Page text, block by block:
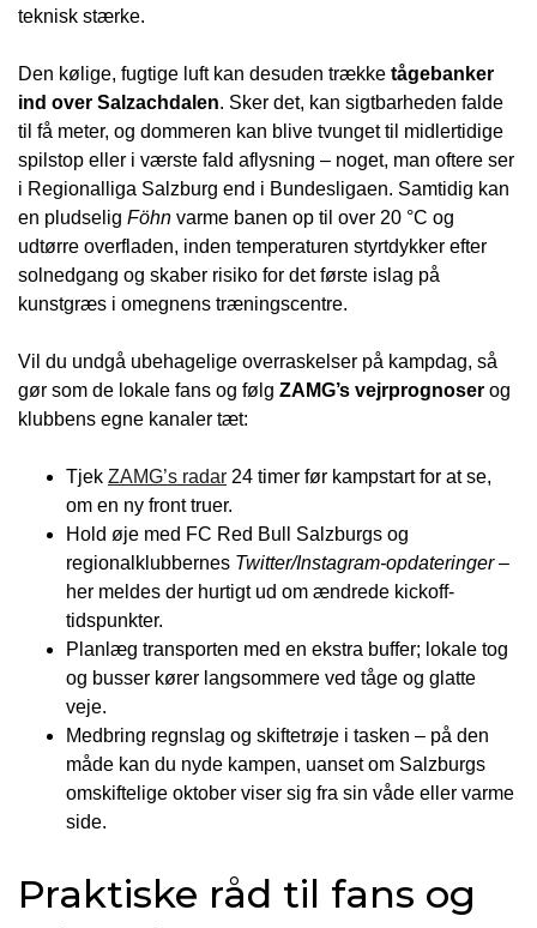
teknisk stærke.
Den kølige, fugtige luft kan desuden trække tågebanker
ind over Salzachdalen. Sker det, kan sigtbarheden falde
til få meter, og dommeren kan blive tvunget til midlertidige
spilstop eller i værste fald aflysning – noget, man oftere ser
i Regionalliga Salzburg end i Bundesligaen. Samtidig kan
en pludselig Föhn varme banen op til over 20 °C og
udtørre overfladen, inden temperaturen styrtdykker efter
solnedgang og skaber risiko for det første islag på
kunstgræs i omegnens træningscentre.
Vil du undgå ubehagelige overraskelser på kampdag, så
gør som de lokale fans og følg ZAMG’s vejrprognoser og
klubbens egne kanaler tæt:
Tjek ZAMG’s radar 24 timer før kampstart for at se,
om en ny front truer.
Hold øje med FC Red Bull Salzburgs og
regionalklubbernes Twitter/Instagram-opdateringer–
her meldes der hurtigt ud om ændrede kickoff-
tidspunkter.
Planlæg transporten med en ekstra buffer; lokale tog
og busser kører langsommere ved tåge og glatte
veje.
Medbring regnslag og skiftetrøje i tasken – på den
måde kan du nyde kampen, uanset om Salzburgs
omskiftelige oktober viser sig fra sin våde eller varme
side.
Praktiske råd til fans og